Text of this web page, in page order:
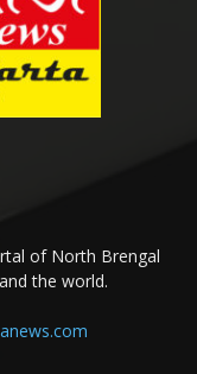
of North Brengal
the world.